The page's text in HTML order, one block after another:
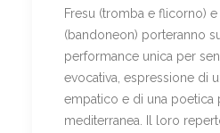
Fresu (tromba e flicorno) e
(bandoneon) porteranno
performance unica per
evocativa, espressione di
empatico e di una poetica
mediterranea. Il loro